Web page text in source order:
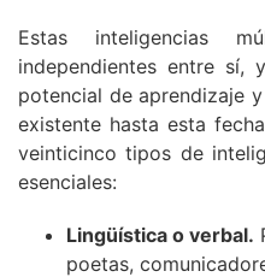
Estas inteligencias
independientes entre sí,
potencial de aprendizaje
existente hasta esta
veinticinco tipos de
esenciales:
Lingüística o verbal.
poetas,